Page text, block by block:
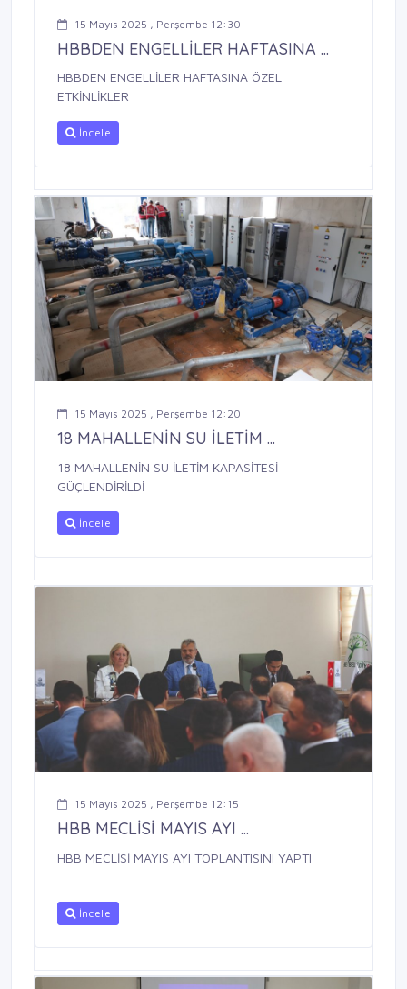
15 Mayıs 2025 , Perşembe 12:30
HBBDEN ENGELLİLER HAFTASINA ...
HBBDEN ENGELLİLER HAFTASINA ÖZEL
ETKİNLİKLER
İncele
15 Mayıs 2025 , Perşembe 12:20
18 MAHALLENİN SU İLETİM ...
18 MAHALLENİN SU İLETİM KAPASİTESİ
GÜÇLENDİRİLDİ
İncele
15 Mayıs 2025 , Perşembe 12:15
HBB MECLİSİ MAYIS AYI ...
HBB MECLİSİ MAYIS AYI TOPLANTISINI YAPTI
İncele